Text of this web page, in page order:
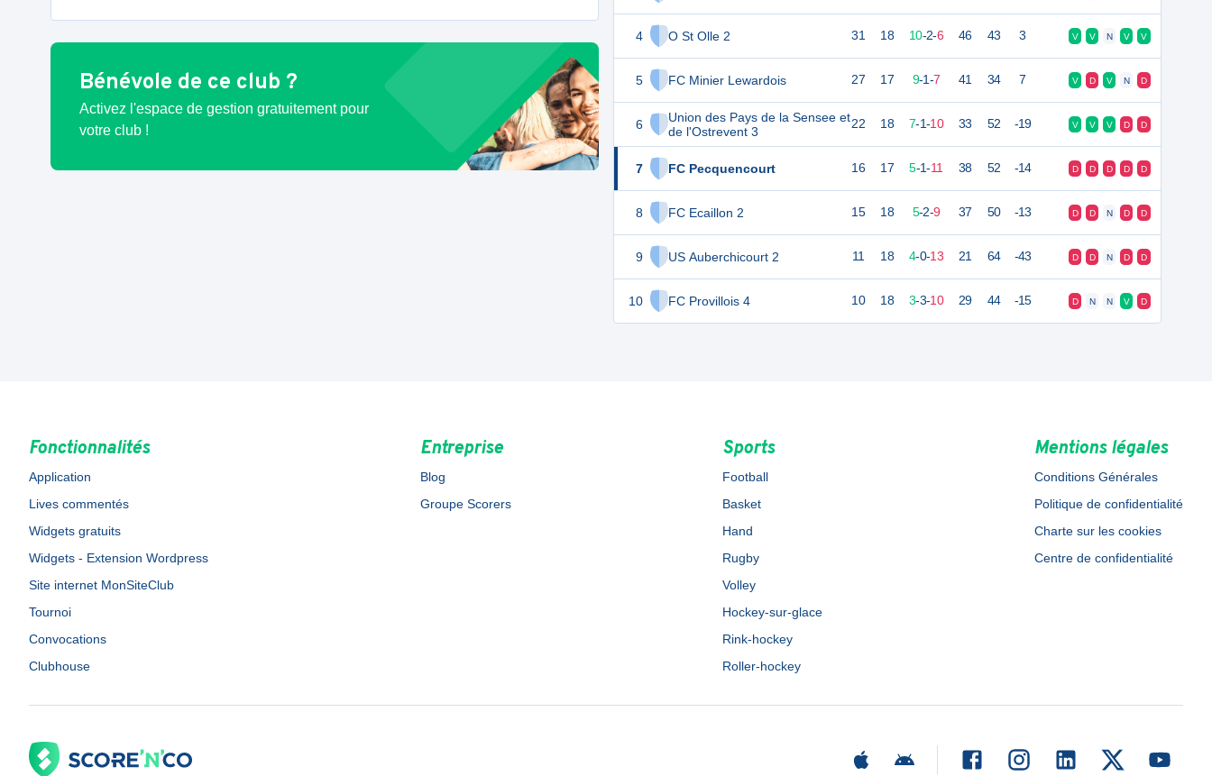
Bénévole de ce club ?
Activez l'espace de gestion gratuitement pour
votre club !
4 O St Olle 2
5 FC Minier Lewardois
6
Union des Pays de la Sensee et
de l'Ostrevent 3
7 FC Pecquencourt
8 FC Ecaillon 2
9 US Auberchicourt 2
10 FC Provillois 4
31 18 10-2-6 46 43 3 V V N V V
27 17 9-1-7 41 34 7 V D V N D
22 18 7-1-10 33 52 -19 V V V D D
16 17 5-1-11 38 52 -14 D D D D D
15 18 5-2-9 37 50 -13 D D N D D
11 18 4-0-13 21 64 -43 D D N D D
10 18 3-3-10 29 44 -15 D N N V D
Fonctionnalités
Application
Lives commentés
Widgets gratuits
Widgets - Extension Wordpress
Site internet MonSiteClub
Tournoi
Convocations
Clubhouse
Entreprise
Blog
Groupe Scorers
Sports
Football
Basket
Hand
Rugby
Volley
Hockey-sur-glace
Rink-hockey
Roller-hockey
Mentions légales
Conditions Générales
Politique de confidentialité
Charte sur les cookies
Centre de confidentialité